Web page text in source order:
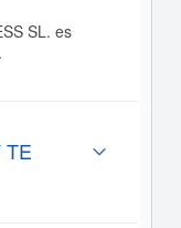
SL. es
TE